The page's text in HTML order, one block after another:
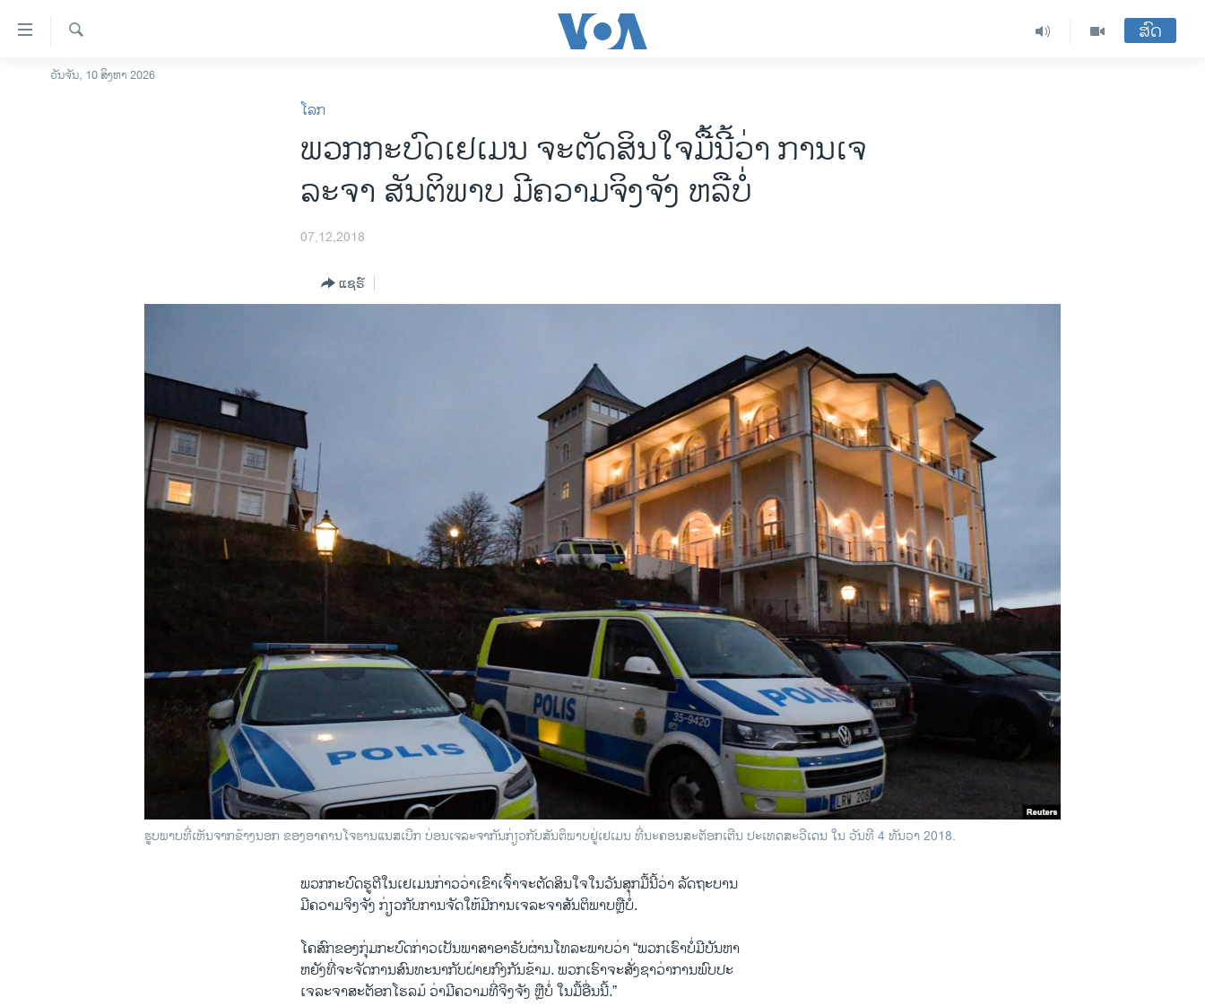
ລິ້ງ
ສຳຫລັບ
ໂຮມເພຈ
ວິທະຍາສາດ-ເທັກໂນໂລຈີ
ຄົ້ນຫາ
ສົດ
ວັນຈັນ, 10 ສິງຫາ 2026
ໂລກ
ພວກ​ກະ​ບົດ​ເຢ​ເມນ ຈະ​ຕັດ​ສິນ​ໃຈມື້​ນີ້​ວ່າ ​ການ​ເຈ​
ລະ​ຈາ ​ສັນ​ຕິ​ພາບ ​ມີຄວາມ​ຈິງ​ຈັງ​ ຫລືບໍ່
07,12,2018
ແຊຣ໌
ຮູບ​ພາບທີ່​ເຫັນ​ຈາກ​ຂ້າງນອກ ຂອງ​ອາ​ຄານ​ໂຈ​ຮານ​ແນ​ສ​ເບີກ ບ່ອນ​ເຈ​ລະ​ຈາ​ກັນ​ກ່ຽວ​ກັບ​ສັນ​ຕິ​ພາບ​ຢູ່​ເຢເມນ ​ທີ່ນະຄອນສະ​ຕັອກ​ເຕີນ ປະ​ເທດ​ສະ​ວີ​ເດນ ໃນ ວັນ​ທີ 4 ທັນ​ວາ 2018.
ພວກ​ກະ​ບົ​ດ​ຮູ​ຕີ​ໃນ​ເຢ​ເມນ​ກ່າວ​ວ່າ​ເຂົ​າ​ເຈົ້າ​ຈະ​ຕັດ​ສິນ​ໃຈ​ໃນ​ວັນ​ສຸກ​ມື້​ນີ້ວ່າ ລັດ​ຖະ​ບານ​
ມີ​ຄວາມ​ຈິງ​ຈັງ ກ່ຽວ​ກັບການ​ຈັດ​ໃຫ້​ມີ​ການ​ເຈ​ລະ​ຈາ​ສັນ​ຕິ​ພາບ​ຫຼື​ບໍ່.
ໂຄ​ສົກຂອງ​ກຸ່ມ​ກະ​ບົດ​ກ່າວ​ເປັນ​ພາ​ສາ​ອາ​ຣັບ​ຜ່ານ​ໂທ​ລະ​ພາບ​ວ່າ “ພວກ​ເຮົາ​ບໍ່ມີ​ບັນ​ຫາ​
ຫຍັງທີ່​ຈະ​ຈັດ​ການ​ສົນ​ທະ​ນາ​ກັ​ບ​ຝ່າຍ​ກົງ​ກັນ​ຂ້າມ. ພວກ​ເຮົາ​ຈະ​ສັ່ງ​ຊາ​ວ່າ​ການ​ພົບ​ປະ​
ເຈ​ລະ​ຈາ​ສະ​ຕັອກ​ໂຮ​ລ​ມ໌ ວ່າ​ມີ​ຄວາມ​ທີ່​ຈິງ​ຈັງ ​ຫຼື​ບໍ່ ໃນມື້​ອື່ນ​ນີ້.”